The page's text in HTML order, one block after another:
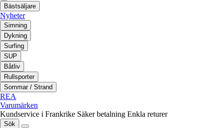
Bästsäljare
Nyheter
Simning
Dykning
Surfing
SUP
Båtliv
Rullsporter
Sommar / Strand
REA
Varumärken
Kundservice i Frankrike Säker betalning Enkla returer
Sök